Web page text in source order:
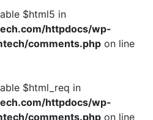
$html5 in
httpdocs/wp-
comments.php on line
$html_req in
httpdocs/wp-
comments.php on line